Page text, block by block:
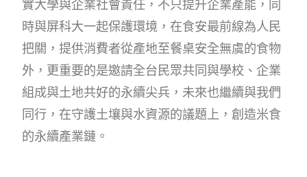
實大學與企業社會責任，不只提升企業產能，同
時與屏科大一起保護環境，在食安最前線為人民
把關，提供消費者從產地至餐桌安全無虞的食物
外，更重要的是邀請全台民眾共同與學校、企業
組成與土地共好的永續尖兵，未來也繼續與我們
同行，在守護土壤與水資源的議題上，創造米食
的永續產業鏈。